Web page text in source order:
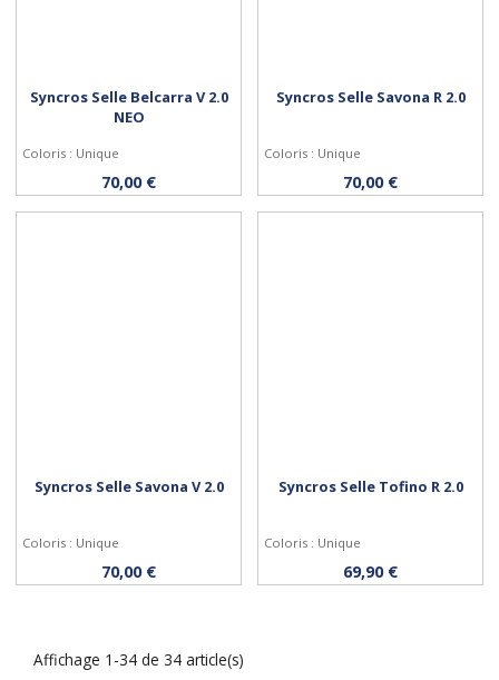
Acheter
Syncros Selle Belcarra V 2.0
NEO
Coloris : Unique
70,00 € Acheter
Syncros Selle Savona R 2.0
Coloris : Unique
70,00 €
Acheter
Syncros Selle Savona V 2.0
Coloris : Unique
70,00 € Acheter
Syncros Selle Tofino R 2.0
Coloris : Unique
69,90 €
Affichage 1-34 de 34 article(s)